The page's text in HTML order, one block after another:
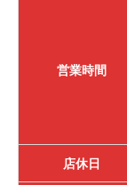
営業時間
店休日